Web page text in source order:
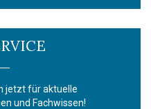
jetzt für aktuelle
und Fachwissen!